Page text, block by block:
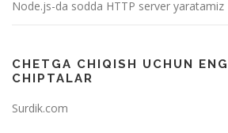
Node.js-da sodda HTTP server yaratamiz
CHETGA CHIQISH UCHUN
CHIPTALAR
Surdik.com